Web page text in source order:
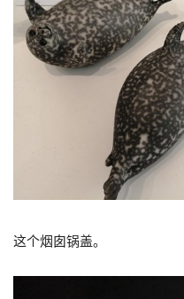
这个烟囱锅盖。